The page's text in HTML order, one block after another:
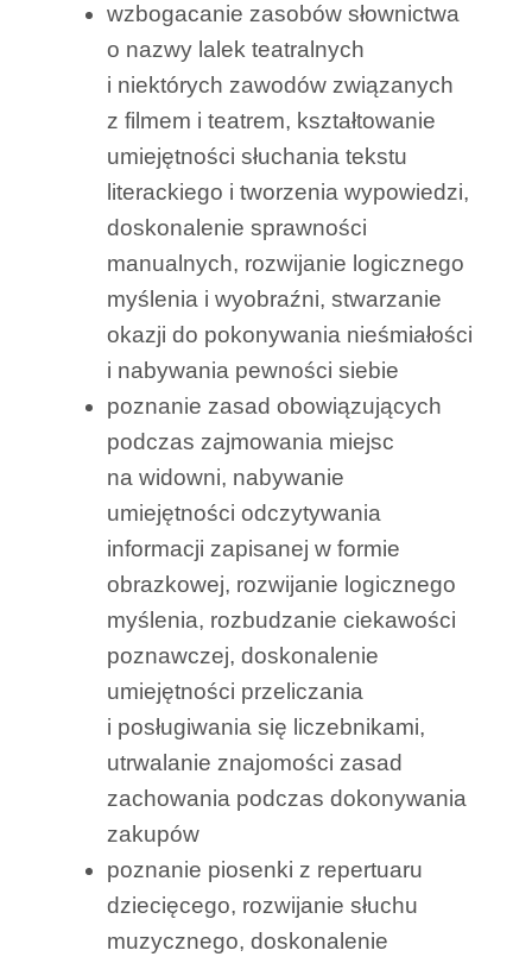
wzbogacanie zasobów słownictwa
o nazwy lalek teatralnych
i niektórych zawodów związanych
z filmem i teatrem, kształtowanie
umiejętności słuchania tekstu
literackiego i tworzenia wypowiedzi,
doskonalenie sprawności
manualnych, rozwijanie logicznego
myślenia i wyobraźni, stwarzanie
okazji do pokonywania nieśmiałości
i nabywania pewności siebie
poznanie zasad obowiązujących
podczas zajmowania miejsc
na widowni, nabywanie
umiejętności odczytywania
informacji zapisanej w formie
obrazkowej, rozwijanie logicznego
myślenia, rozbudzanie ciekawości
poznawczej, doskonalenie
umiejętności przeliczania
i posługiwania się liczebnikami,
utrwalanie znajomości zasad
zachowania podczas dokonywania
zakupów
poznanie piosenki z repertuaru
dziecięcego, rozwijanie słuchu
muzycznego, doskonalenie